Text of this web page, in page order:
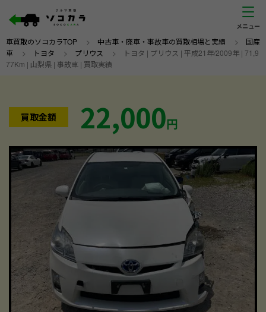
車買取のソコカラTOP > 中古車・廃車・事故車の買取相場と実績 > 国産
車 > トヨタ > プリウス >
トヨタ | プリウス | 平成21年/2009年 | 71,9
77Km | 山梨県 | 事故車 | 買取実績
買取金額 22,000円